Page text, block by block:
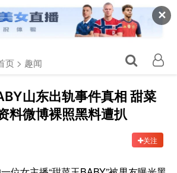
✕
页 > 趣闻
山东出轨事件真相 甜菜
料微博裸照黑料遭扒
关注